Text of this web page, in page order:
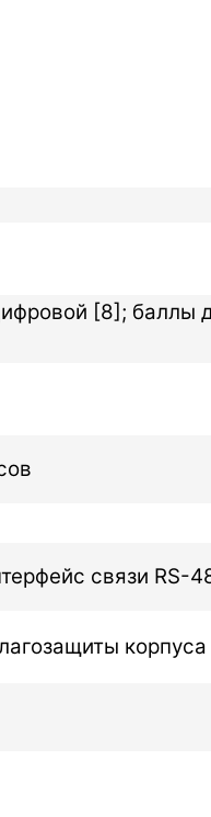
[8]; баллы
связи RS-
корпуса